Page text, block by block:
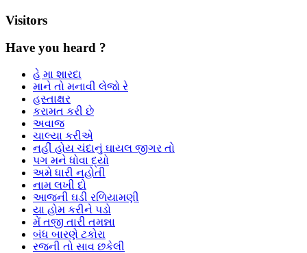
Visitors
Have you heard ?
હે મા શારદા
માને તો મનાવી લેજો રે
હસ્તાક્ષર
કરામત કરી છે
અવાજ
ચાલ્યા કરીએ
નહીં હોય ચંદાનું ઘાયલ જીગર તો
પગ મને ધોવા દ્યો
અમે ધારી નહોતી
નામ લખી દો
આજની ઘડી રળિયામણી
યા હોમ કરીને પડો
મેં તજી તારી તમન્ના
બંધ બારણે ટકોરા
રજની તો સાવ છકેલી